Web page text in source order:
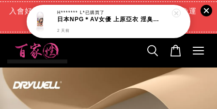
入會好禮:(消費滿888元=現折88元)+(滿666元超商免運
費)+(交易完成再送現金回饋)
H******* L*已購買了
日本NPG＊AV女優 上原亞衣 淫臭潤滑液_200ml
2 天前